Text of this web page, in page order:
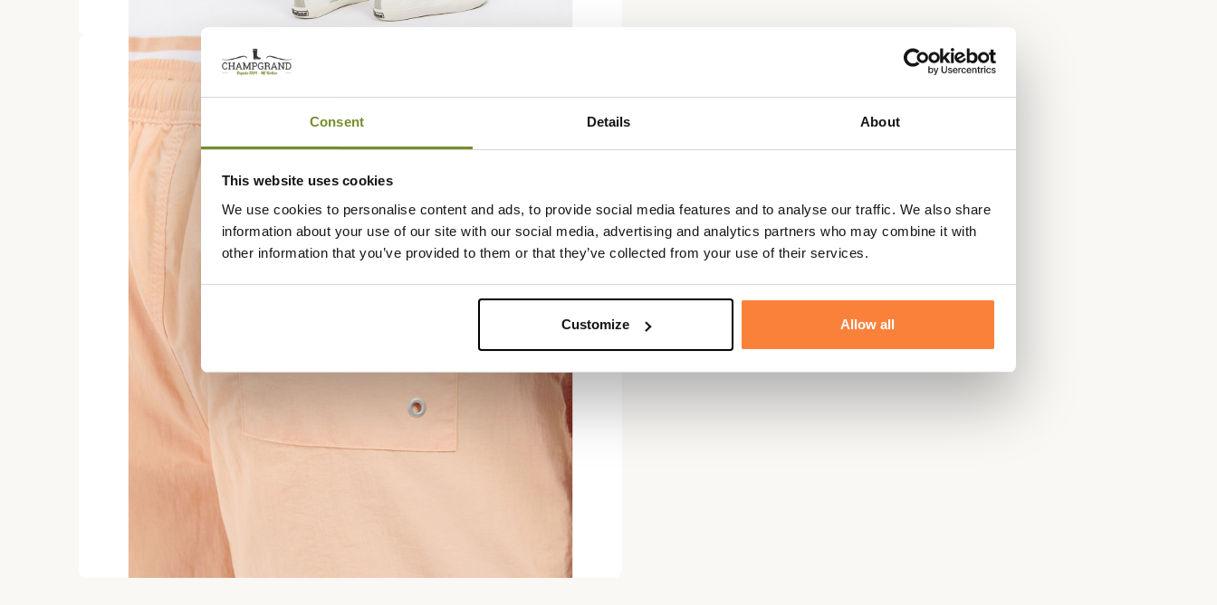
Consent Details About
This website uses cookies
We use cookies to personalise content and ads, to provide social media features and to analyse our traffic. We also share
information about your use of our site with our social media, advertising and analytics partners who may combine it with
other information that you’ve provided to them or that they’ve collected from your use of their services.
Customize Allow all